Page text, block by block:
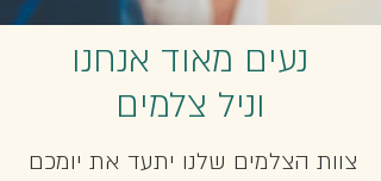
נעים מאוד אנחנו
וניל צלמים
צוות הצלמים שלנו יתעד את יומכם